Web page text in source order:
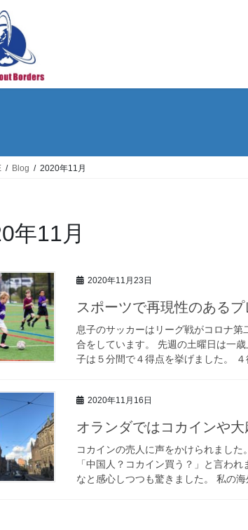
Blog 2020年11月
年11月
2020年11月23日
スポーツで再現性のある
息子のサッカーはリーグ戦がコロナ
合をしています。 先週の土曜日は一
子は５分間で４得点を挙げました。
2020年11月16日
オランダではコカインや大
コカインの売人に声をかけられまし
「中国人？コカイン買う？」と言わ
なと感心しつつも驚きました。 私の